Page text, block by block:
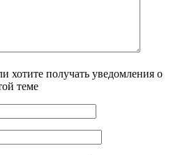
хотите получать уведомления о
теме